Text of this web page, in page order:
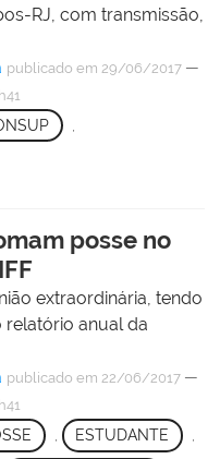
RJ, com transmissão,
publicado em 29/06/2017 —
posse no
extraordinária, tendo
anual da
publicado em 22/06/2017 —
, ESTUDANTE ,